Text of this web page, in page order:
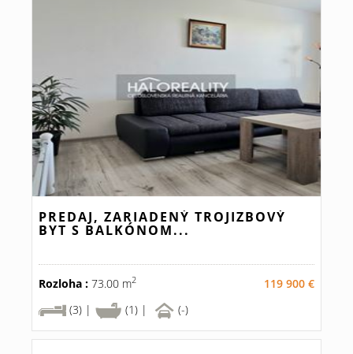
PREDAJ, ZARIADENÝ TROJIZBOVÝ
BYT S BALKÓNOM...
Rozloha : 73.00 m2
119 900 €
(3) |
(1) | (-)